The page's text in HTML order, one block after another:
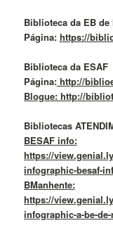
Biblioteca da EB de
Página: https://
Biblioteca da ESAF
Página:http://
Blogue: http://
Bibliotecas
BESAF info:
https://
infographic-besaf-
BManhente:
https://
infographic-a-be-